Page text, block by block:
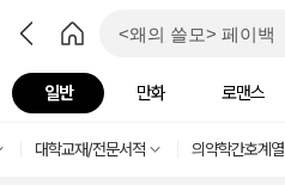
일반 만화 로맨스
대학교재/전문서적 의약학간호계열